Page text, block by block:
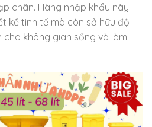
chân. Hàng nhập khẩu này
kế tinh tế mà còn sở hữu độ
không gian sống và làm